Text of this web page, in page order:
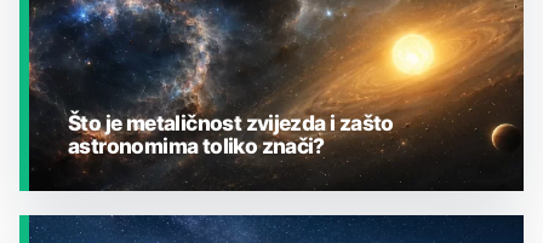
Što je metaličnost zvijezda i zašto
astronomima toliko znači?